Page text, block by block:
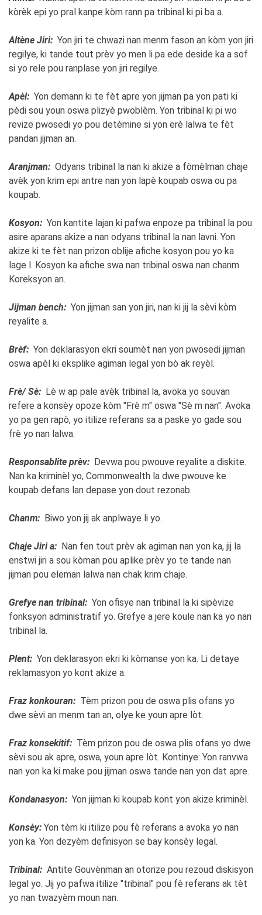
kòrèk epi yo pral kanpe kòm rann pa tribinal ki pi ba a.
Altène Jiri: Yon jiri te chwazi nan menm fason an kòm yon jiri
regilye, ki tande tout prèv yo men li pa ede deside ka a sof
si yo rele pou ranplase yon jiri regilye.
Apèl: Yon demann ki te fèt apre yon jijman pa yon pati ki
pèdi sou youn oswa plizyè pwoblèm. Yon tribinal ki pi wo
revize pwosedi yo pou detèmine si yon erè lalwa te fèt
pandan jijman an.
Aranjman: Odyans tribinal la nan ki akize a fòmèlman chaje
avèk yon krim epi antre nan yon lapè koupab oswa ou pa
koupab.
Kosyon: Yon kantite lajan ki pafwa enpoze pa tribinal la pou
asire aparans akize a nan odyans tribinal la nan lavni. Yon
akize ki te fèt nan prizon oblije afiche kosyon pou yo ka
lage l. Kosyon ka afiche swa nan tribinal oswa nan chanm
Koreksyon an.
Jijman bench: Yon jijman san yon jiri, nan ki jij la sèvi kòm
reyalite a.
Brèf: Yon deklarasyon ekri soumèt nan yon pwosedi jijman
oswa apèl ki eksplike agiman legal yon bò ak reyèl.
Frè/ Sè: Lè w ap pale avèk tribinal la, avoka yo souvan
refere a konsèy opoze kòm "Frè m" oswa "Sè m nan". Avoka
yo pa gen rapò, yo itilize referans sa a paske yo gade sou
frè yo nan lalwa.
Responsablite prèv: Devwa pou pwouve reyalite a diskite.
Nan ka kriminèl yo, Commonwealth la dwe pwouve ke
koupab defans lan depase yon dout rezonab.
Chanm: Biwo yon jij ak anplwaye li yo.
Chaje Jiri a: Nan fen tout prèv ak agiman nan yon ka, jij la
enstwi jiri a sou kòman pou aplike prèv yo te tande nan
jijman pou eleman lalwa nan chak krim chaje.
Grefye nan tribinal: Yon ofisye nan tribinal la ki sipèvize
fonksyon administratif yo. Grefye a jere koule nan ka yo nan
tribinal la.
Plent: Yon deklarasyon ekri ki kòmanse yon ka. Li detaye
reklamasyon yo kont akize a.
Fraz konkouran: Tèm prizon pou de oswa plis ofans yo
dwe sèvi an menm tan an, olye ke youn apre lòt.
Fraz konsekitif: Tèm prizon pou de oswa plis ofans yo dwe
sèvi sou ak apre, oswa, youn apre lòt. Kontinye: Yon ranvwa
nan yon ka ki make pou jijman oswa tande nan yon dat apre.
Kondanasyon: Yon jijman ki koupab kont yon akize kriminèl.
Konsèy: Yon tèm ki itilize pou fè referans a avoka yo nan
yon ka. Yon dezyèm definisyon se bay konsèy legal.
Tribinal: Antite Gouvènman an otorize pou rezoud diskisyon
legal yo. Jij yo pafwa itilize "tribinal" pou fè referans ak tèt
yo nan twazyèm moun nan.